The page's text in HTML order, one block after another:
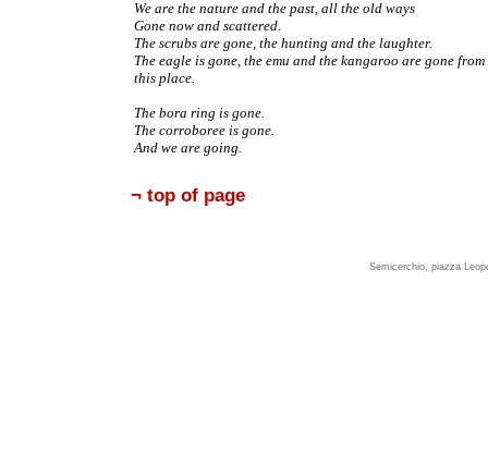
We are the nature and the past, all the old ways
Gone now and scattered.
The scrubs are gone, the hunting and the laughter.
The eagle is gone, the emu and the kangaroo are gone from
this place.
The bora ring is gone.
The corroboree is gone.
And we are going.
¬ top of page
Semicerchio, piazza